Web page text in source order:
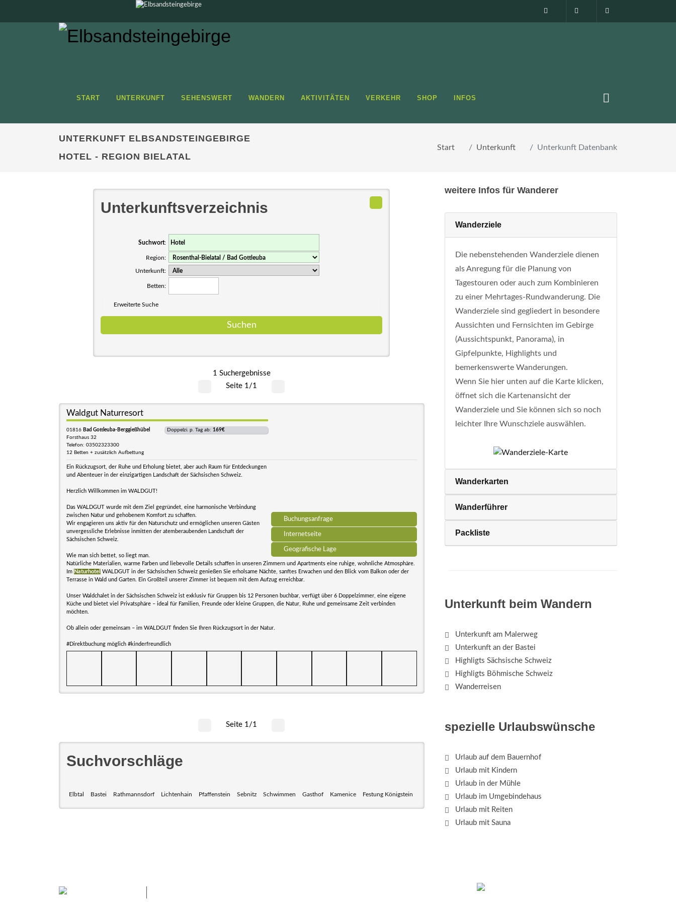
Impressum0160 99873408
START UNTERKUNFT SEHENSWERT WANDERN AKTIVITÄTEN VERKEHR SHOP INFOS
UNTERKUNFT ELBSANDSTEINGEBIRGE
HOTEL - REGION BIELATAL
Start Unterkunft Unterkunft Datenbank
Unterkunftsverzeichnis
Suchwort:
Region:
Unterkunft:
Betten:
Erweiterte Suche
1 Suchergebnisse
Seite 1/1
Buchungsanfrage
Internetseite
Geografische Lage
Waldgut Naturresort
01816 Bad Gottleuba-Berggießhübel
Forsthaus 32
Telefon: 03502323300
12 Betten + zusätzlich Aufbettung
Doppelzi. p. Tag ab: 169€
Ein Rückzugsort, der Ruhe und Erholung bietet, aber auch Raum für Entdeckungen
und Abenteuer in der einzigartigen Landschaft der Sächsischen Schweiz.
Herzlich Willkommen im WALDGUT!
Das WALDGUT wurde mit dem Ziel gegründet, eine harmonische Verbindung
zwischen Natur und gehobenem Komfort zu schaffen.
Wir engagieren uns aktiv für den Naturschutz und ermöglichen unseren Gästen
unvergessliche Erlebnisse inmitten der atemberaubenden Landschaft der
Sächsischen Schweiz.
Wie man sich bettet, so liegt man.
Natürliche Materialien, warme Farben und liebevolle Details schaffen in unseren Zimmern und Apartments eine ruhige, wohnliche Atmosphäre.
Im Naturhotel WALDGUT in der Sächsischen Schweiz genießen Sie erholsame Nächte, sanftes Erwachen und den Blick vom Balkon oder der
Terrasse in Wald und Garten. Ein Großteil unserer Zimmer ist bequem mit dem Aufzug erreichbar.
Unser Waldchalet in der Sächsischen Schweiz ist exklusiv für Gruppen bis 12 Personen buchbar, verfügt über 6 Doppelzimmer, eine eigene
Küche und bietet viel Privatsphäre – ideal für Familien, Freunde oder kleine Gruppen, die Natur, Ruhe und gemeinsame Zeit verbinden
möchten.
Ob allein oder gemeinsam – im WALDGUT finden Sie Ihren Rückzugsort in der Natur.
#Direktbuchung möglich #kinderfreundlich
Seite 1/1
Suchvorschläge
Elbtal Bastei Rathmannsdorf Lichtenhain Pfaffenstein Sebnitz Schwimmen Gasthof Kamenice Festung Königstein
weitere Infos für Wanderer
Wanderziele
Die nebenstehenden Wanderziele dienen
als Anregung für die Planung von
Tagestouren oder auch zum Kombinieren
zu einer Mehrtages-Rundwanderung. Die
Wanderziele sind gegliedert in besondere
Aussichten und Fernsichten im Gebirge
(Aussichtspunkt, Panorama), in
Gipfelpunkte, Highlights und
bemerkenswerte Wanderungen.
Wenn Sie hier unten auf die Karte klicken,
öffnet sich die Kartenansicht der
Wanderziele und Sie können sich so noch
leichter Ihre Wunschziele auswählen.
Wanderkarten
Wanderführer
Packliste
Unterkunft beim Wandern
Unterkunft am Malerweg
Unterkunft an der Bastei
Highligts Sächsische Schweiz
Highligts Böhmische Schweiz
Wanderreisen
spezielle Urlaubswünsche
Urlaub auf dem Bauernhof
Urlaub mit Kindern
Urlaub in der Mühle
Urlaub im Umgebindehaus
Urlaub mit Reiten
Urlaub mit Sauna